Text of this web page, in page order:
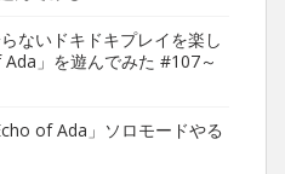
ないドキドキプレイを楽し
」を遊んでみた #107～
of Ada」ソロモードやる